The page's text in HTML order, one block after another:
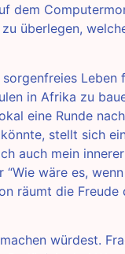
dem
überlegen,
Leben
in Afrika zu
eine Runde
stellt sich
auch mein
wäre es,
räumt die Freude
würdest.